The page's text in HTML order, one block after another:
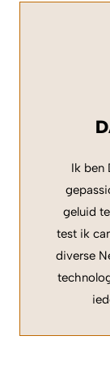
Ik ben
geluid
test ik
diverse